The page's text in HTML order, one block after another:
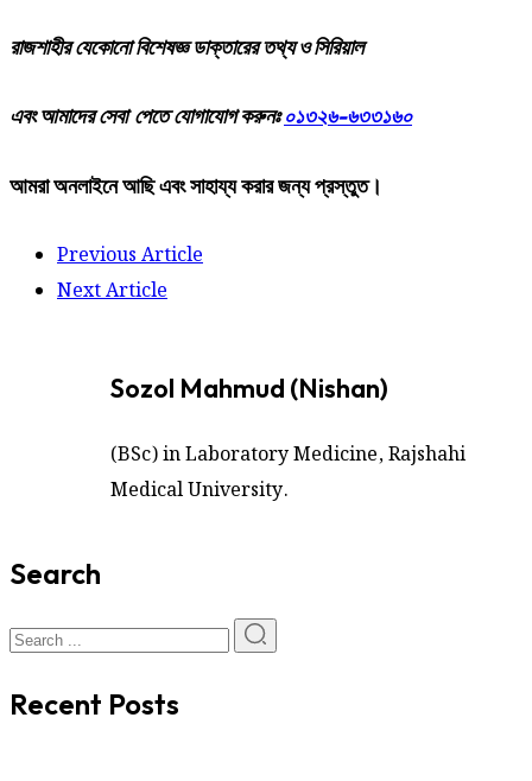
রাজশাহীর যেকোনো বিশেষজ্ঞ ডাক্তারের তথ্য ও সিরিয়াল
এবং আমাদের সেবা পেতে যোগাযোগ করুনঃ০১৩২৬-৬৩৩১৬০
আমরাঅনলাইনেআছিএবংসাহায্যকরারজন্যপ্রস্তুত।
Previous Article
Next Article
Sozol Mahmud (Nishan)
(BSc) in Laboratory Medicine, Rajshahi
Medical University.
Search
Recent Posts